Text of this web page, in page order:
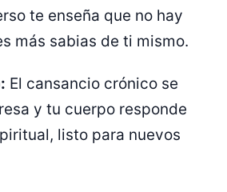
te enseña que no hay
más sabias de ti mismo.
El cansancio crónico se
y tu cuerpo responde
listo para nuevos